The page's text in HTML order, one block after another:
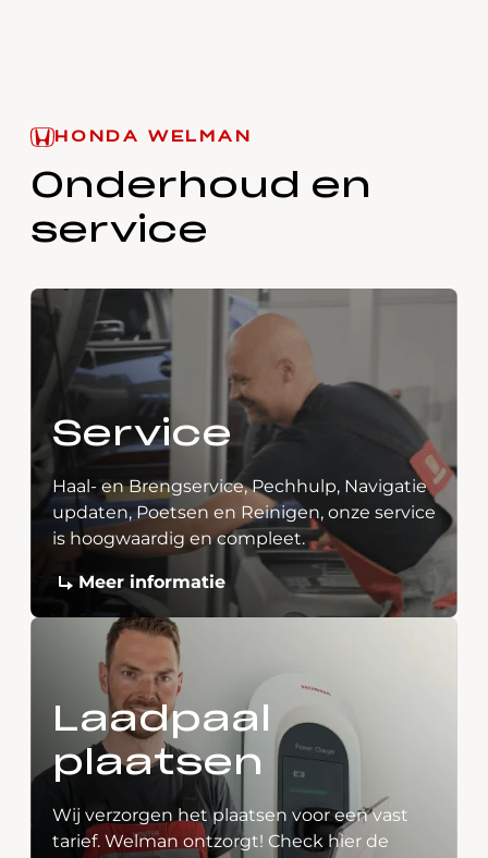
HONDA WELMAN
Onderhoud en
service
Service
Haal- en Brengservice, Pechhulp, Navigatie
updaten, Poetsen en Reinigen, onze service
is hoogwaardig en compleet.
Meer informatie
Laadpaal
plaatsen
Wij verzorgen het plaatsen voor een vast
tarief. Welman ontzorgt! Check hier de